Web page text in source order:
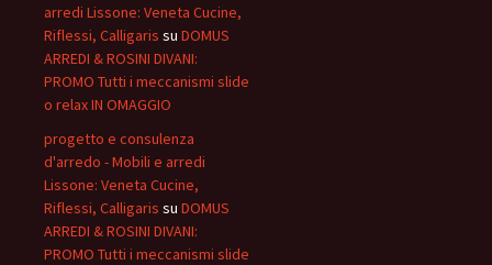
arredi Lissone: Veneta Cucine,
Riflessi, Calligaris su DOMUS
ARREDI & ROSINI DIVANI:
PROMO Tutti i meccanismi slide
o relax IN OMAGGIO
progetto e consulenza
d'arredo - Mobili e arredi
Lissone: Veneta Cucine,
Riflessi, Calligaris su DOMUS
ARREDI & ROSINI DIVANI:
PROMO Tutti i meccanismi slide